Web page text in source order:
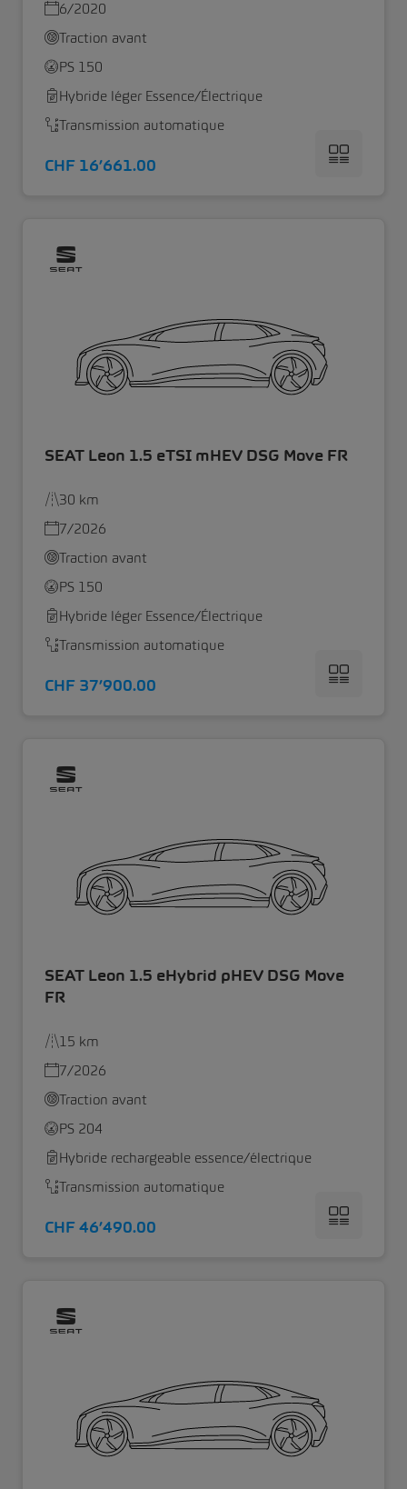
6/2020
Traction avant
PS 150
Hybride léger Essence/Électrique
Transmission automatique
CHF 16’661.00
SEAT Leon 1.5 eTSI mHEV DSG Move FR
30 km
7/2026
Traction avant
PS 150
Hybride léger Essence/Électrique
Transmission automatique
CHF 37’900.00
SEAT Leon 1.5 eHybrid pHEV DSG Move
FR
15 km
7/2026
Traction avant
PS 204
Hybride rechargeable essence/électrique
Transmission automatique
CHF 46’490.00